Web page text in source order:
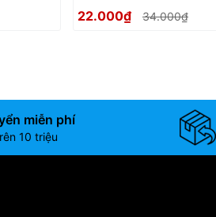
Toggle clamp
22.000₫ 34.000₫
miễn phí
10 triệu